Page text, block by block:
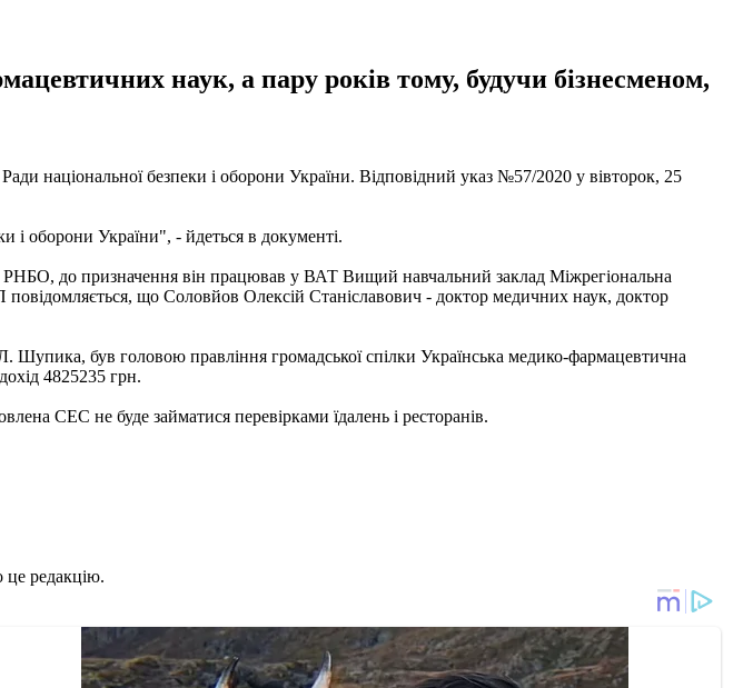
наук, а пару років тому, будучи бізнесменом,
національної безпеки і оборони України. Відповідний указ №57/2020 у вівторок, 25
і оборони України", - йдеться в документі.
РНБО, до призначення він працював у ВАТ Вищий навчальний заклад Міжрегіональна
що Соловйов Олексій Станіславович - доктор медичних наук, доктор
був головою правління громадської спілки Українська медико-фармацевтична
4825235 грн.
​​СЕС не буде займатися перевірками їдалень і ресторанів.
це редакцію.